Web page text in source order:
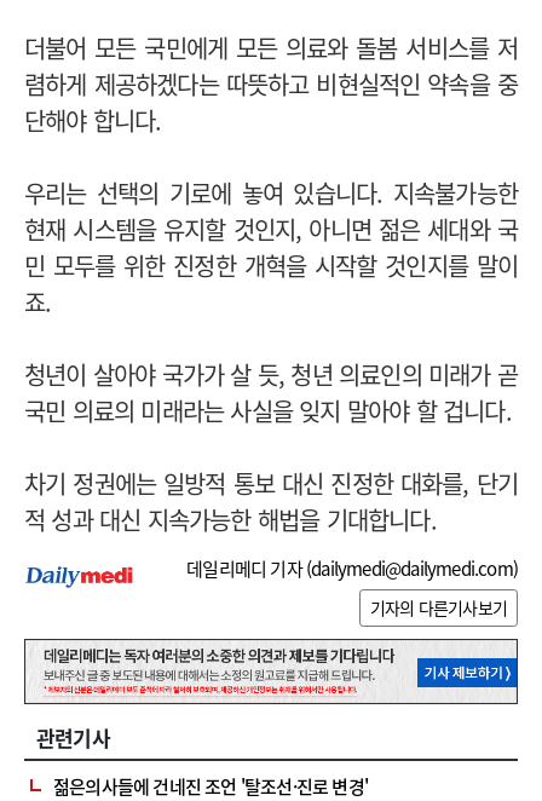
더불어 모든 국민에게 모든 의료와 돌봄 서비스를 저
렴하게 제공하겠다는 따뜻하고 비현실적인 약속을 중
단해야 합니다.
우리는 선택의 기로에 놓여 있습니다. 지속불가능한
현재 시스템을 유지할 것인지, 아니면 젊은 세대와 국
민 모두를 위한 진정한 개혁을 시작할 것인지를 말이
죠.
청년이 살아야 국가가 살 듯, 청년 의료인의 미래가 곧
국민 의료의 미래라는 사실을 잊지 말아야 할 겁니다.
차기 정권에는 일방적 통보 대신 진정한 대화를, 단기
적 성과 대신 지속가능한 해법을 기대합니다.
데일리메디 기자 (dailymedi@dailymedi.com)
기자의 다른기사보기
관련기사
젊은의사들에 건네진 조언 '탈조선·진로 변경'